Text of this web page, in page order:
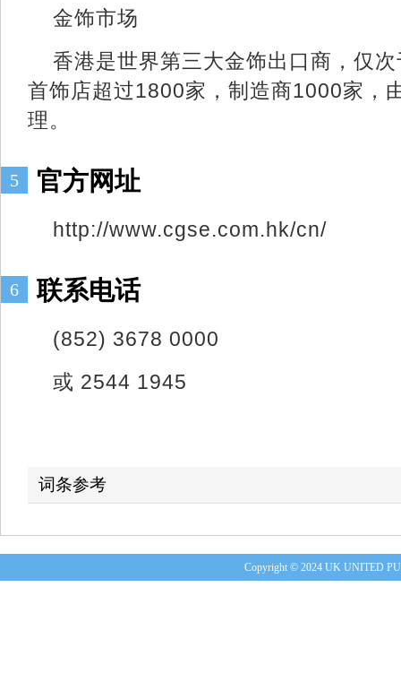
金饰市场
香港是世界第三大金饰出口商，仅
首饰店超过1800家，制造商1000家，
理。
5 官方网址
http://www.cgse.com.hk/cn/
6 联系电话
(852) 3678 0000
或 2544 1945
词条参考
Copyright © 2024 UK UNITED